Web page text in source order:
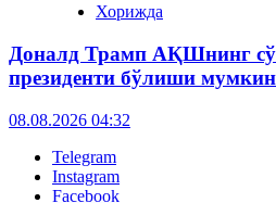
Хорижда
Доналд Трамп АҚШнинг
президенти бўлиши
08.08.2026 04:32
Telegram
Instagram
Facebook